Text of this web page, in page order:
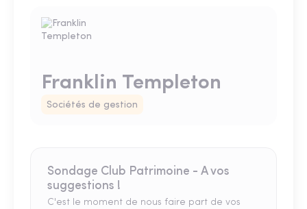
Franklin Templeton
Sociétés de gestion
Sondage Club Patrimoine - A vos
suggestions !
C'est le moment de nous faire part de vos